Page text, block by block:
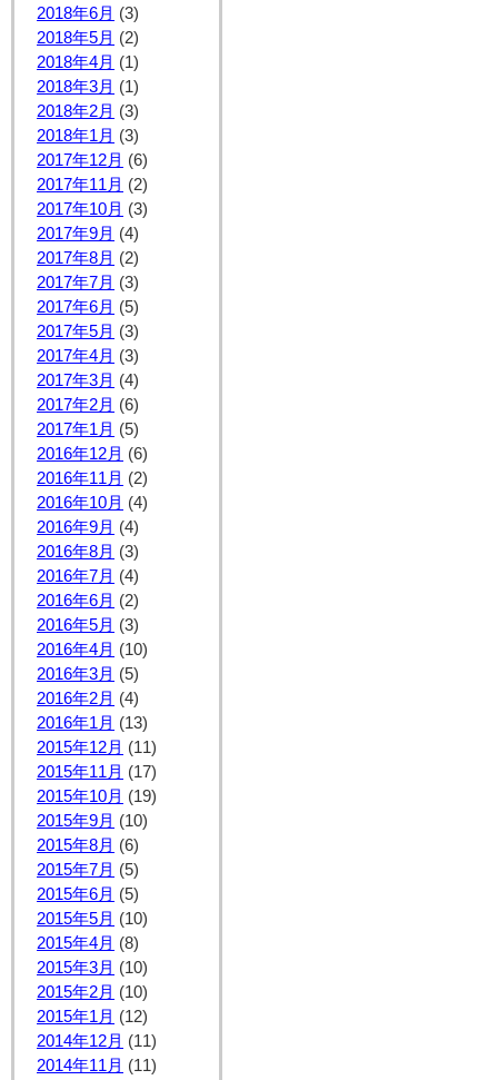
2018年6月 (3)
2018年5月 (2)
2018年4月 (1)
2018年3月 (1)
2018年2月 (3)
2018年1月 (3)
2017年12月 (6)
2017年11月 (2)
2017年10月 (3)
2017年9月 (4)
2017年8月 (2)
2017年7月 (3)
2017年6月 (5)
2017年5月 (3)
2017年4月 (3)
2017年3月 (4)
2017年2月 (6)
2017年1月 (5)
2016年12月 (6)
2016年11月 (2)
2016年10月 (4)
2016年9月 (4)
2016年8月 (3)
2016年7月 (4)
2016年6月 (2)
2016年5月 (3)
2016年4月 (10)
2016年3月 (5)
2016年2月 (4)
2016年1月 (13)
2015年12月 (11)
2015年11月 (17)
2015年10月 (19)
2015年9月 (10)
2015年8月 (6)
2015年7月 (5)
2015年6月 (5)
2015年5月 (10)
2015年4月 (8)
2015年3月 (10)
2015年2月 (10)
2015年1月 (12)
2014年12月 (11)
2014年11月 (11)